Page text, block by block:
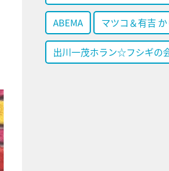
ABEMA マツコ＆有吉
出川一茂ホラン☆フシギの